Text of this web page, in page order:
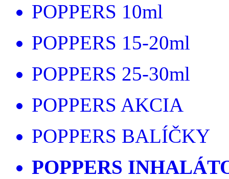
POPPERS 10ml
POPPERS 15-20ml
POPPERS 25-30ml
POPPERS AKCIA
POPPERS BALÍČKY
POPPERS